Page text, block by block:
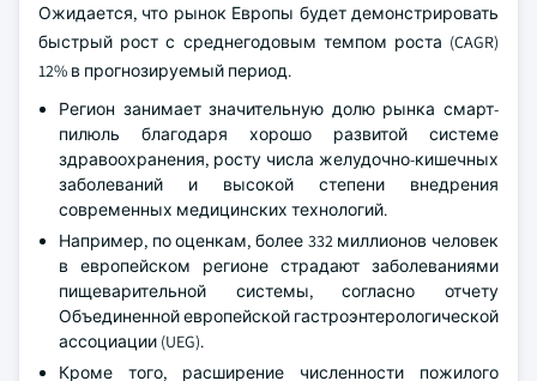
Ожидается, что рынок Европы будет демонстрировать
быстрый рост с среднегодовым темпом роста (CAGR)
12% в прогнозируемый период.
Регион занимает значительную долю рынка смарт-
пилюль благодаря хорошо развитой системе
здравоохранения, росту числа желудочно-кишечных
заболеваний и высокой степени внедрения
современных медицинских технологий.
Например, по оценкам, более 332 миллионов человек
в европейском регионе страдают заболеваниями
пищеварительной системы, согласно отчету
Объединенной европейской гастроэнтерологической
ассоциации (UEG).
Кроме того, расширение численности пожилого